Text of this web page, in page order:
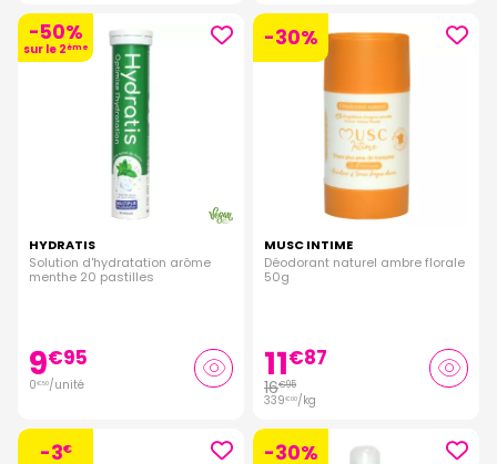
-50%
sur le 2ème
HYDRATIS
Solution d'hydratation arôme
menthe 20 pastilles
9€95
0€50/unité
-30%
MUSC INTIME
Déodorant naturel ambre florale
50g
11€87
16€95
339€00/kg
-3€ -30%